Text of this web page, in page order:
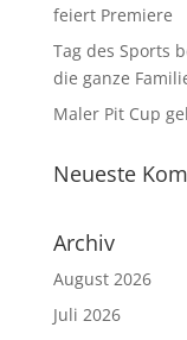
feiert Premiere
Tag des Sports
die ganze
Maler Pit Cup
Neueste
Archiv
August 2026
Juli 2026